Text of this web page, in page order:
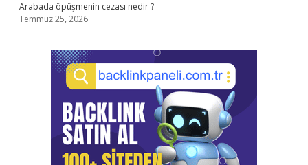
Arabada öpüşmenin cezası nedir ?
Temmuz 25, 2026